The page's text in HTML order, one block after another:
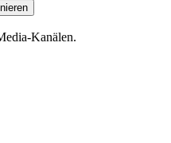
Kanälen.